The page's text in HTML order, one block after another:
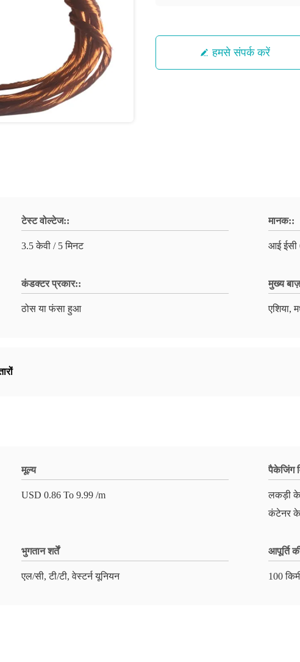
हमसे संपर्क करें
टेस्ट वोल्टेज::
3.5 केवी / 5 मिनट
मानक::
आई ईसी
कंडक्टर प्रकार::
ठोस या फंसा हुआ
मुख्य
एशिया,
मूल्य
USD 0.86 To 9.99 /m
पैकेजिंग
लकड़ी के
कंटेनर
भुगतान शर्तें
एल/सी, टी/टी, वेस्टर्न यूनियन
आपूर्ति
100